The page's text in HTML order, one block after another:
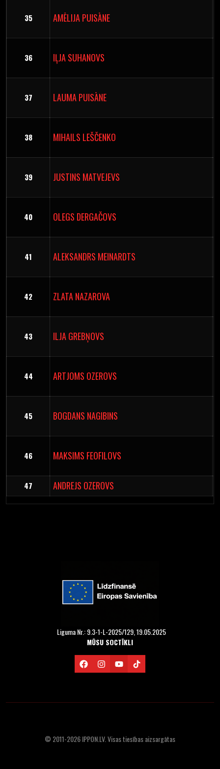
35 AMĒLIJA PUISĀNE
36 IĻJA SUHANOVS
37 LAUMA PUISĀNE
38 MIHAILS LEŠČENKO
39 JUSTINS MATVEJEVS
40 OLEGS DERGAČOVS
41 ALEKSANDRS MEINARDTS
42 ZLATA NAZAROVA
43 ILJA GREBŅOVS
44 ARTJOMS OZEROVS
45 BOGDANS NAGIBINS
46 MAKSIMS FEOFILOVS
47 ANDREJS OZEROVS
Liguma Nr.: 9.3-1-L-2025/129, 19.05.2025
MŪSU SOCTĪKLI
© 2011-2026 IPPON.LV. Visas tiesības aizsargātas